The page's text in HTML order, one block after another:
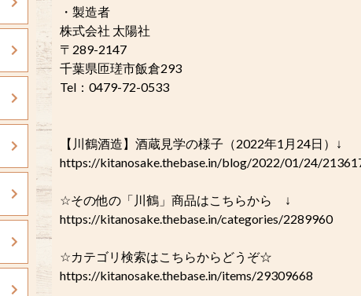
・製造者
株式会社 太陽社
〒289-2147
千葉県匝瑳市飯倉293
Tel：0479-72-0533
【川鶴酒造】酒蔵見学の様子（2022年1月24日）↓
https://kitanosake.thebase.in/blog/2022/01/24/
☆その他の「川鶴」商品はこちらから ↓
https://kitanosake.thebase.in/categories/2289960
☆カテゴリ検索はこちらからどうぞ☆
https://kitanosake.thebase.in/items/29309668